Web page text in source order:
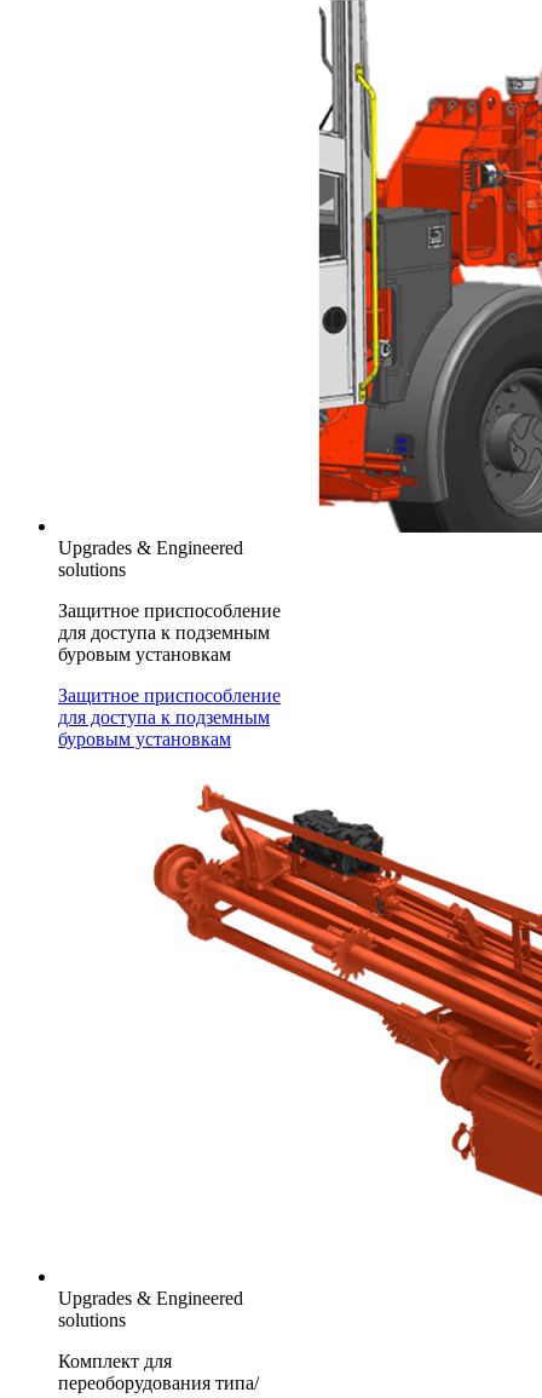
Upgrades & Engineered
solutions
Защитное приспособление
для доступа к подземным
буровым установкам
Защитное приспособление
для доступа к подземным
буровым установкам
Upgrades & Engineered
solutions
Комплект для
переоборудования типа/